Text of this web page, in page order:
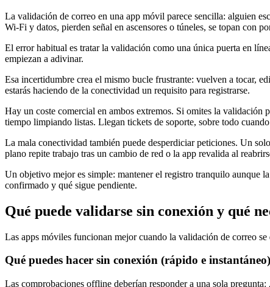
La validación de correo en una app móvil parece sencilla: alguien
Wi‑Fi y datos, pierden señal en ascensores o túneles, se topan con
El error habitual es tratar la validación como una única puerta en
empiezan a adivinar.
Esa incertidumbre crea el mismo bucle frustrante: vuelven a tocar,
estarás haciendo de la conectividad un requisito para registrarse.
Hay un coste comercial en ambos extremos. Si omites la validación
tiempo limpiando listas. Llegan tickets de soporte, sobre todo
La mala conectividad también puede desperdiciar peticiones. Un
plano repite trabajo tras un cambio de red o la app revalida al
Un objetivo mejor es simple: mantener el registro tranquilo aunque
confirmado y qué sigue pendiente.
Qué puede validarse sin conexión y qué
Las apps móviles funcionan mejor cuando la validación de correo
Qué puedes hacer sin conexión (rápido e instantáneo)
Las comprobaciones offline deberían responder a una sola